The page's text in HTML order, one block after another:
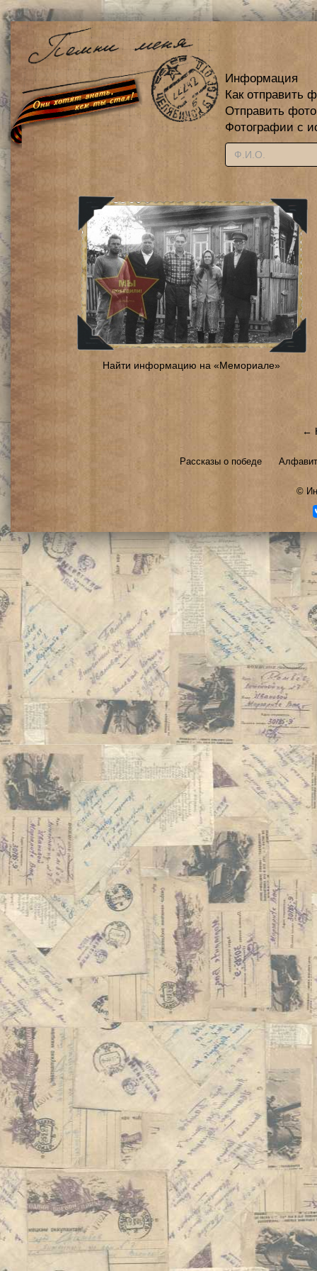
Информация
Как отправить
Отправить
Фотографии с
Найти информацию на «Мемориале»
←
Рассказы о победе
©